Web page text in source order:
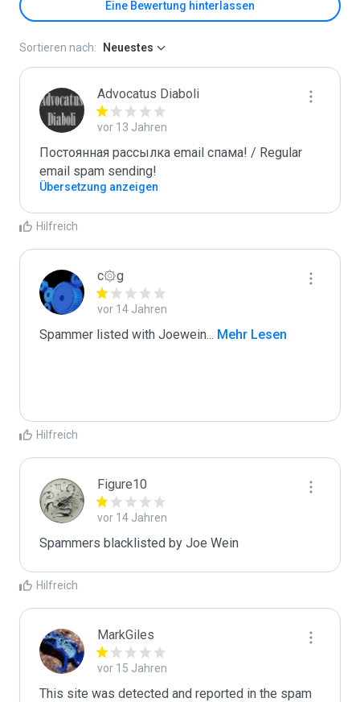
Eine Bewertung hinterlassen
Sortieren nach: Neuestes
Advocatus Diaboli
vor 13 Jahren
Постоянная рассылка email спама! / Regular
email spam sending!
Übersetzung anzeigen
Hilfreich
c۞g
vor 14 Jahren
Spammer listed with Joewein ... Mehr Lesen
Hilfreich
Figure10
vor 14 Jahren
Spammers blacklisted by Joe Wein
Hilfreich
MarkGiles
vor 15 Jahren
This site was detected and reported in the spam